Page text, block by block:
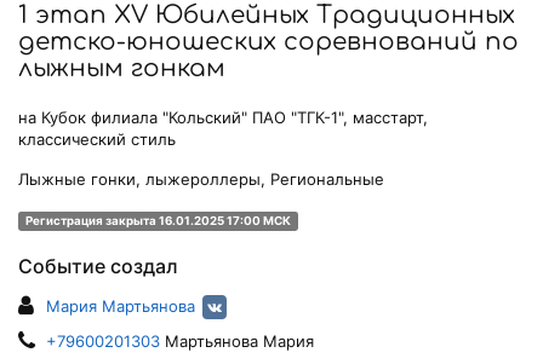
1 этап XV Юбилейных Традиционных
детско-юношеских соревнований по
лыжным гонкам
на Кубок филиала "Кольский" ПАО "ТГК-1", масстарт,
классический стиль
Лыжные гонки, лыжероллеры, Региональные
Регистрация закрыта 16.01.2025 17:00 МСК
Событие создал
Мария Мартьянова
+79600201303 Мартьянова Мария